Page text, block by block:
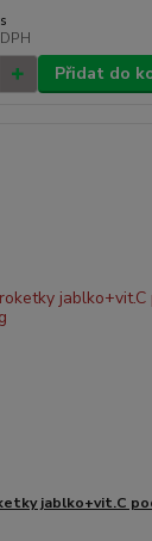
Přidat do
jablko+vit.C